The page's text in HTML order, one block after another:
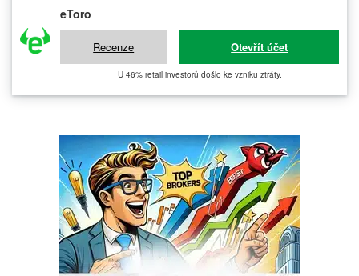
eToro
Recenze Otevřít účet
U 46% retail investorů došlo ke vzniku ztráty.